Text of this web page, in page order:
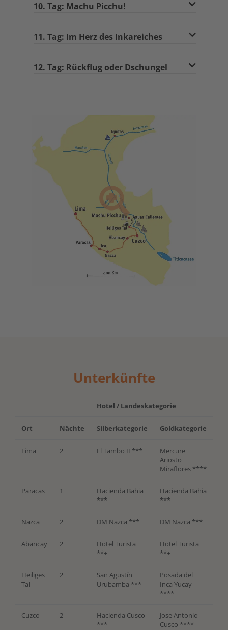
10. Tag: Machu Picchu!
11. Tag: Im Herz des Inkareiches
12. Tag: Rückflug oder Dschungel
Unterkünfte
Hotel / Landeskategorie
Ort Nächte Silberkategorie Goldkategorie
Lima 2 El Tambo II ***
Mercure
Ariosto
Miraflores****
Paracas 1
Hacienda Bahia
***
Hacienda Bahia
***
Nazca 2 DM Nazca *** DM Nazca ***
Abancay 2
Hotel Turista
**+
Hotel Turista
**+
Heiliges
Tal
2
San Agustín
Urubamba ***
Posada del
Inca Yucay
****
Cuzco 2
Hacienda Cusco
***
Jose Antonio
Cusco ****